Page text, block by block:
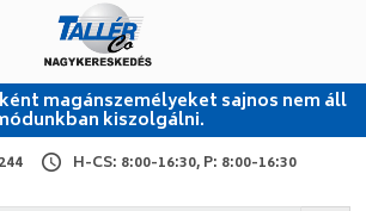
magánszemélyeket sajnos nem áll
kiszolgálni.
H-CS: 8:00-16:30, P: 8:00-16:30